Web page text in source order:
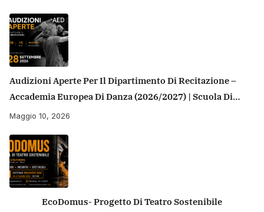
Audizioni Aperte Per Il Dipartimento Di Recitazione –
Accademia Europea Di Danza (2026/2027) | Scuola Di
Recitazione A Roma
Maggio 10, 2026
EcoDomus- Progetto Di Teatro Sostenibile